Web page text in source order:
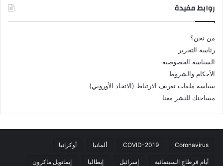
روابط مفيدة
من نحن؟
رئاسة التحرير
السياسة الخصوصية
الأحكام والشروط
سياسة ملفات تعريف الارتباط (الاتحاد الأوروبي)
مساحتك للنشر معنا
Coronavirus
COVID-2019 ألمانيا أوكرانيا
أيام قرطاج السينمائية إسرائيل إيطاليا إيمانويل ماكرون